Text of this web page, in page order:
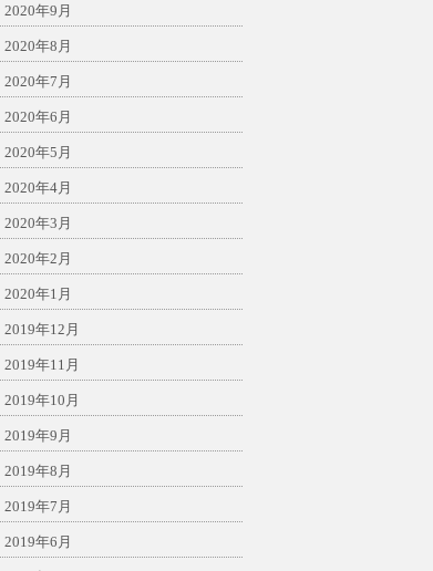
2020年9月
2020年8月
2020年7月
2020年6月
2020年5月
2020年4月
2020年3月
2020年2月
2020年1月
2019年12月
2019年11月
2019年10月
2019年9月
2019年8月
2019年7月
2019年6月